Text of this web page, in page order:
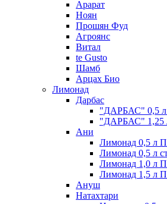
Арарат
Ноян
Прошян Фуд
Агроянс
Витал
te Gusto
Шамб
Арцах Био
Лимонад
Дарбас
"ДАРБАС" 0,5 л
"ДАРБАС" 1,25
Ани
Лимонад 0,5 л
Лимонад 0,5 л
Лимонад 1,0 л
Лимонад 1,5 л
Ануш
Натахтари